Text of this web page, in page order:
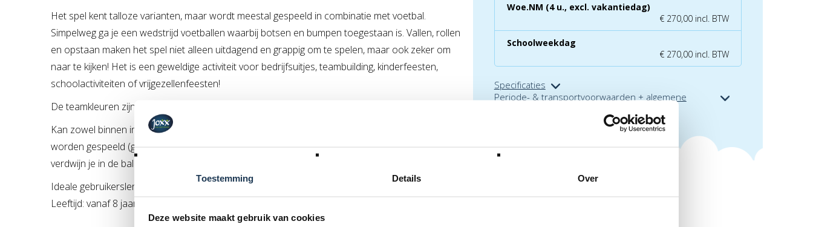
Toestemming Details Over
Deze website maakt gebruik van cookies
Het spel kent talloze varianten, maar wordt meestal gespeeld in combinatie met voetbal.
Simpelweg ga je een wedstrijd voetballen waarbij botsen en bumpen toegestaan is. Vallen, rollen
en opstaan maken het spel niet alleen uitdagend en grappig om te spelen, maar ook zeker om
naar te kijken! Het is een geweldige activiteit voor bedrijfsuitjes, teambuilding, kinderfeesten,
schoolactiviteiten of vrijgezellenfeesten!
De teamkleuren zijn
Kan zowel binnen in een sporthal als buiten op een grasplein of andere vlakke ondergrond
worden gespeeld (geen zand of aarde). Let wel, je lengte moet langer zijn dan 140 cm, anders
verdwijn je in de bal!
Ideale gebruikerslengte: 150-210 cm.
Leeftijd: vanaf 8 jaar.
Woe.NM (4 u., excl. vakantiedag)
€ 270,00 incl. BTW
Schoolweekdag
€ 270,00 incl. BTW
Specificaties
Periode- & transportvoorwaarden + algemene